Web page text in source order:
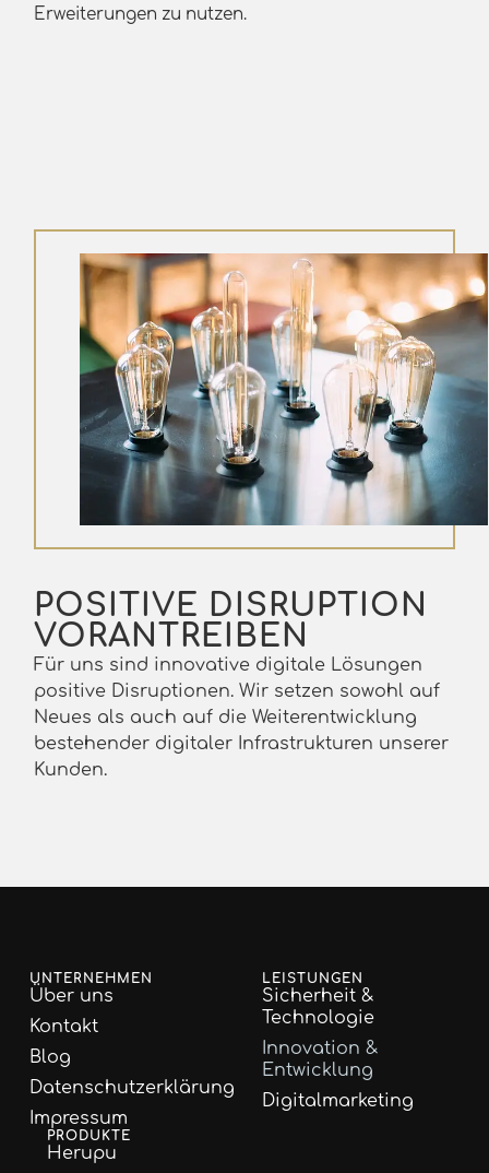
Erweiterungen zu nutzen.
POSITIVE DISRUPTION
VORANTREIBEN
Für uns sind innovative digitale Lösungen
positive Disruptionen. Wir setzen sowohl auf
Neues als auch auf die Weiterentwicklung
bestehender digitaler Infrastrukturen unserer
Kunden.
UNTERNEHMEN
Über uns
Kontakt
Blog
Datenschutzerklärung
Impressum
LEISTUNGEN
Sicherheit &
Technologie
Innovation &
Entwicklung
Digitalmarketing
PRODUKTE
Herupu